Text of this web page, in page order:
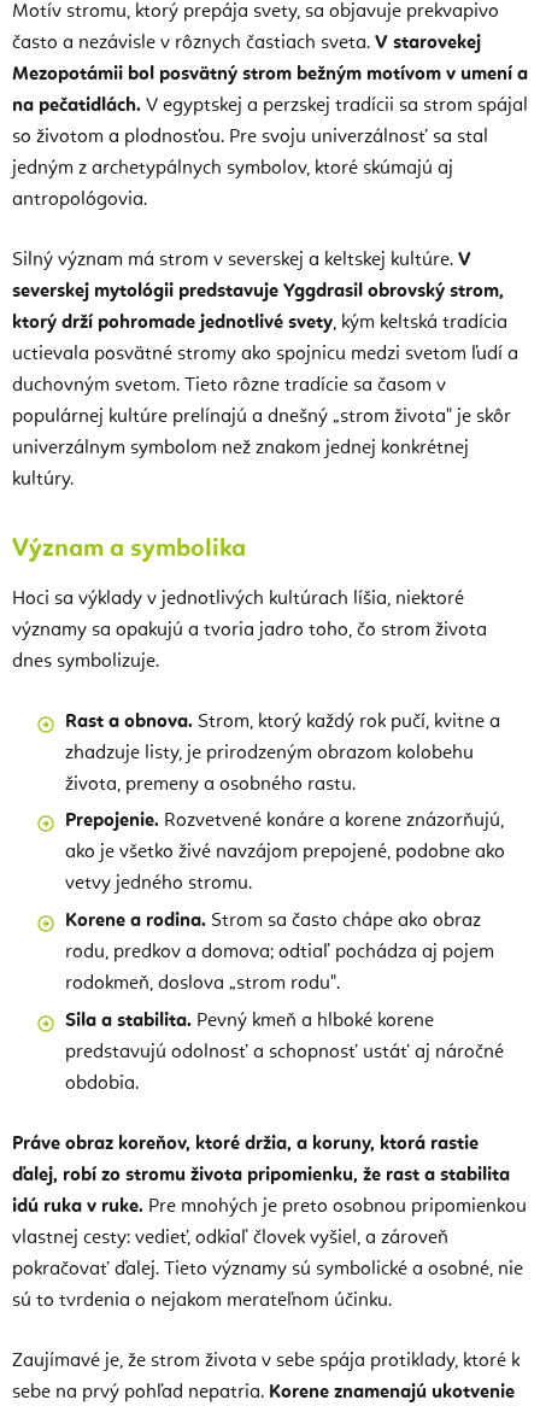
Motív stromu, ktorý prepája svety, sa objavuje prekvapivo
často a nezávisle v rôznych častiach sveta. V starovekej
Mezopotámii bol posvätný strom bežným motívom v umení a
na pečatidlách. V egyptskej a perzskej tradícii sa strom spájal
so životom a plodnosťou. Pre svoju univerzálnosť sa stal
jedným z archetypálnych symbolov, ktoré skúmajú aj
antropológovia.
Silný význam má strom v severskej a keltskej kultúre. V
severskej mytológii predstavuje Yggdrasil obrovský strom,
ktorý drží pohromade jednotlivé svety, kým keltská tradícia
uctievala posvätné stromy ako spojnicu medzi svetom ľudí a
duchovným svetom. Tieto rôzne tradície sa časom v
populárnej kultúre prelínajú a dnešný „strom života" je skôr
univerzálnym symbolom než znakom jednej konkrétnej
kultúry.
Význam a symbolika
Hoci sa výklady v jednotlivých kultúrach líšia, niektoré
významy sa opakujú a tvoria jadro toho, čo strom života
dnes symbolizuje.
Rast a obnova. Strom, ktorý každý rok pučí, kvitne a
zhadzuje listy, je prirodzeným obrazom kolobehu
života, premeny a osobného rastu.
Prepojenie. Rozvetvené konáre a korene znázorňujú,
ako je všetko živé navzájom prepojené, podobne ako
vetvy jedného stromu.
Korene a rodina. Strom sa často chápe ako obraz
rodu, predkov a domova; odtiaľ pochádza aj pojem
rodokmeň, doslova „strom rodu".
Sila a stabilita. Pevný kmeň a hlboké korene
predstavujú odolnosť a schopnosť ustáť aj náročné
obdobia.
Práve obraz koreňov, ktoré držia, a koruny, ktorá rastie
ďalej, robí zo stromu života pripomienku, že rast a stabilita
idú ruka v ruke. Pre mnohých je preto osobnou pripomienkou
vlastnej cesty: vedieť, odkiaľ človek vyšiel, a zároveň
pokračovať ďalej. Tieto významy sú symbolické a osobné, nie
sú to tvrdenia o nejakom merateľnom účinku.
Zaujímavé je, že strom života v sebe spája protiklady, ktoré k
sebe na prvý pohľad nepatria. Korene znamenajú ukotvenie